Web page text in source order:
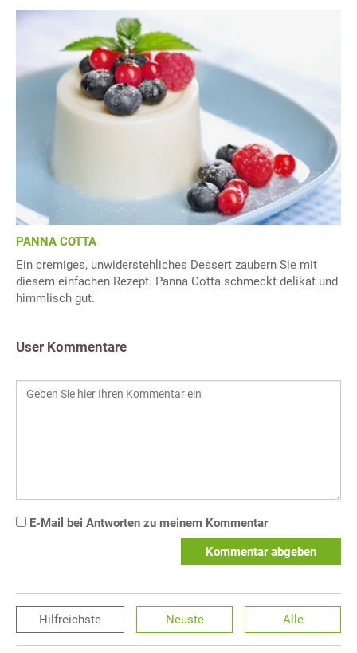
PANNA COTTA
Ein cremiges, unwiderstehliches Dessert zaubern Sie mit
diesem einfachen Rezept. Panna Cotta schmeckt delikat und
himmlisch gut.
User Kommentare
E-Mail bei Antworten zu meinem Kommentar
Kommentar abgeben
Hilfreichste Neuste Alle